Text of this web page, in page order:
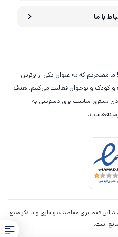
با ما
مفتخریم که به عنوان یکی از برترین
و کودک و نوجوان فعالیت می‌کنیم. هدف
بستری مناسب برای دسترسی به
آبی فقط برای مقاصد غیرتجاری و با ذکر منبع
است.